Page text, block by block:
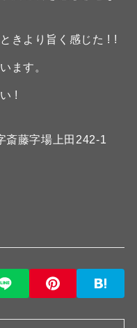
きより旨く感じた ! !
ます。
!
斎藤字場上田242-1